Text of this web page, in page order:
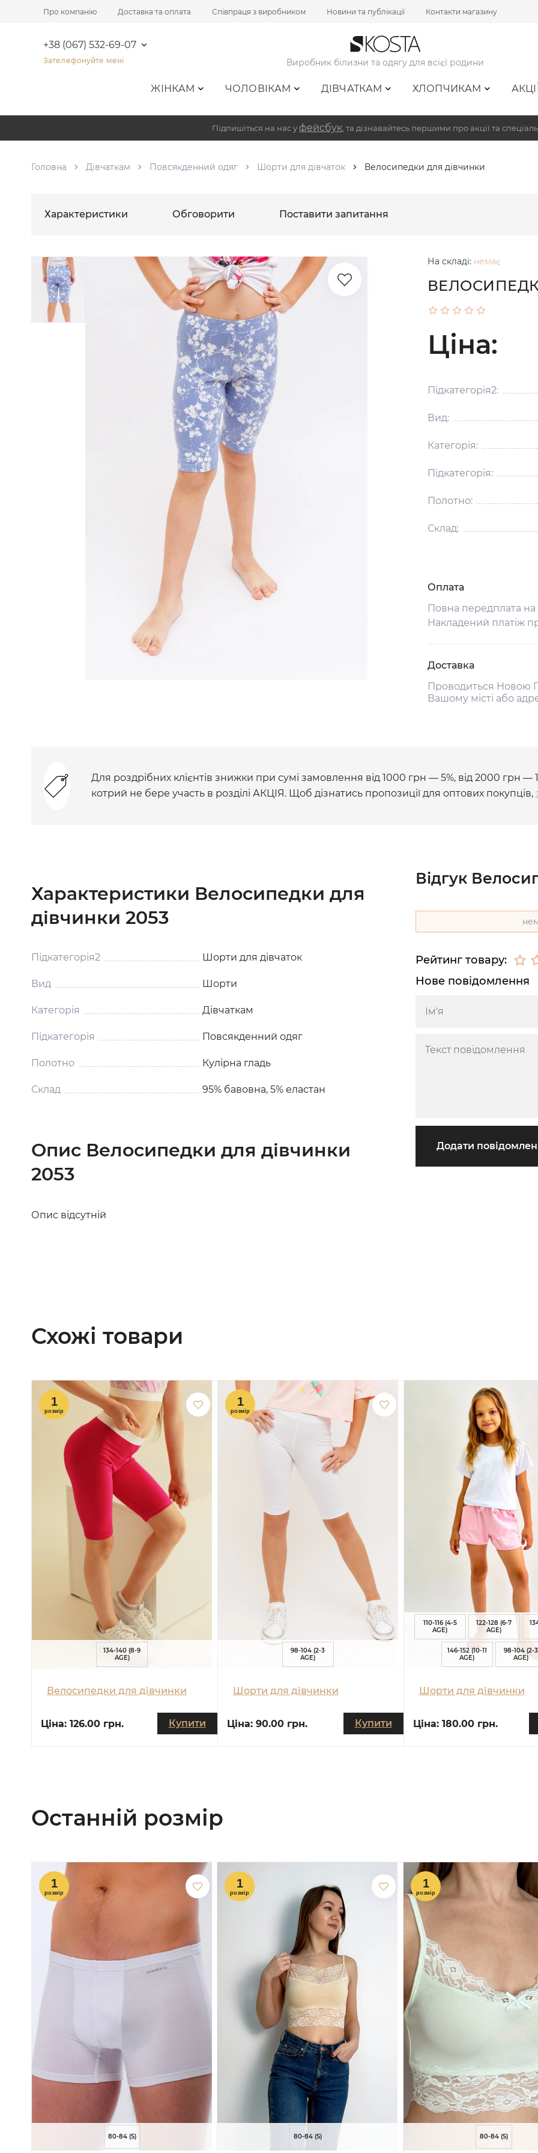
Про компанію Доставка та оплата Співпраця з виробником Новини та публікації Контакти магазину
+38 (067) 532-69-07
Зателефонуйте мені Виробник білизни та одягу для всієї родини
ЖІНКАМ ЧОЛОВІКАМ ДІВЧАТКАМ ХЛОПЧИКАМ
Підпишіться на нас у фейсбук , та дізнавайтесь першими про акції та
Головна Дівчаткам Повсякденний одяг Шорти для дівчаток Велосипедки для дівчинки
Характеристики Обговорити Поставити запитання
На складі: немає
Ціна:
Підкатегорія2:
Вид:
Категорія:
Підкатегорія:
Полотно:
Склад:
Оплата
Повна передплата
Накладений платіж
Доставка
Проводиться Новою
Вашому місті або
Для роздрібних клієнтів знижки при сумі замовлення від 1000 грн — 5%, від 2000 грн —
котрий не бере участь в розділі АКЦІЯ. Щоб дізнатись пропозиції для оптових покупців,
Характеристики Велосипедки для
дівчинки 2053
Підкатегорія2 Шорти для дівчаток
Вид Шорти
Категорія Дівчаткам
Підкатегорія Повсякденний одяг
Полотно Кулірна гладь
Склад 95% бавовна, 5% еластан
Опис Велосипедки для дівчинки
2053
Опис відсутній
Відгук
Рейтинг товару:
Нове повідомлення
Додати
Схожі товари
134-140 (8-9
AGE)
Велосипедки для дівчинки
Ціна: 126.00 грн. Купити
98-104 (2-3
AGE)
Шорти для дівчинки
Ціна: 90.00 грн. Купити
110-116 (4-5
AGE)
122-128 (6-7
AGE)
146-152 (10-11
AGE)
98-104 (2-3
AGE)
Шорти для дівчинки
Ціна: 180.00 грн.
Останній розмір
80-84 (S) 80-84 (S) 80-84 (S)